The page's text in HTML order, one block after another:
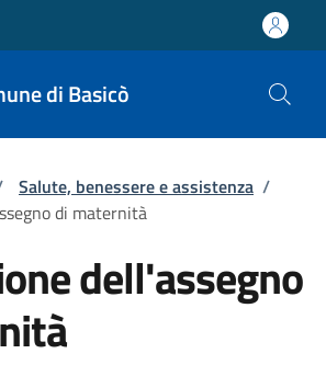
di Basicò
pane
Salute, benessere e assistenza /
di maternità
dell'assegno